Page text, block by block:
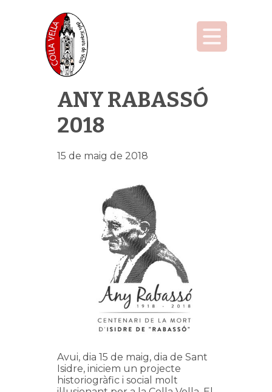
ANY RABASSÓ
2018
15 de maig de 2018
Avui, dia 15 de maig, dia de Sant
Isidre, iniciem un projecte
historiogràfic i social molt